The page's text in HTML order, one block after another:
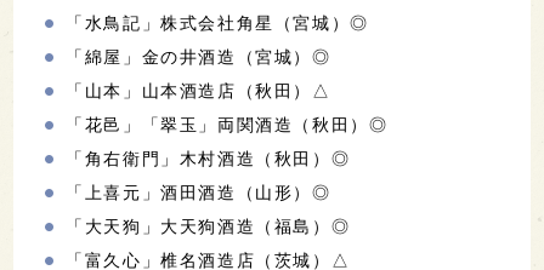
「水鳥記」株式会社角星（宮城）◎
「綿屋」金の井酒造（宮城）◎
「山本」山本酒造店（秋田）△
「花邑」「翠玉」両関酒造（秋田）◎
「角右衛門」木村酒造（秋田）◎
「上喜元」酒田酒造（山形）◎
「大天狗」大天狗酒造（福島）◎
「富久心」椎名酒造店（茨城）△